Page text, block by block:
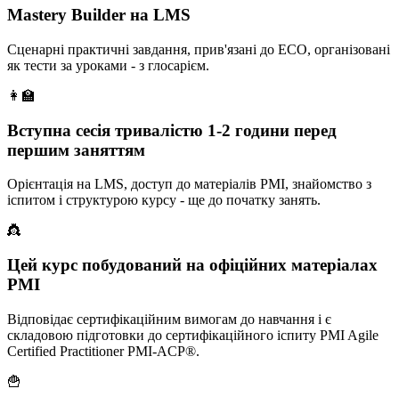
Mastery Builder на LMS
Сценарні практичні завдання, прив'язані до ECO, організовані
як тести за уроками - з глосарієм.
👩‍🏫
Вступна сесія тривалістю 1-2 години перед
першим заняттям
Орієнтація на LMS, доступ до матеріалів PMI, знайомство з
іспитом і структурою курсу - ще до початку занять.
👸
Цей курс побудований на офіційних матеріалах
РМI
Відповідає сертифікаційним вимогам до навчання і є
складовою підготовки до сертифікаційного іспиту PMI Agile
Certified Practitioner PMI-ACP®.
🍟